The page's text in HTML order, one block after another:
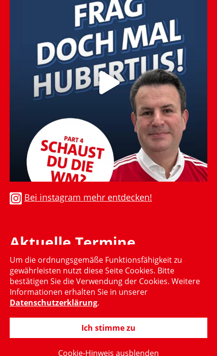
Bei instagram mehr entdecken!
Aktuelle Termine
Momentan gibt es keinen aktuellen Termin
Um die ordnungsgemäße Funktionsfähigkeit zu
gewährleisten nutzt diese Seite Cookies. Bitte
bestätigen Sie die Verwendung der Cookies. Weitere
Informationen erhalten Sie in unserer
Datenschutzerklärung.
Ich stimme zu
Cookie-Hinweis ausblenden